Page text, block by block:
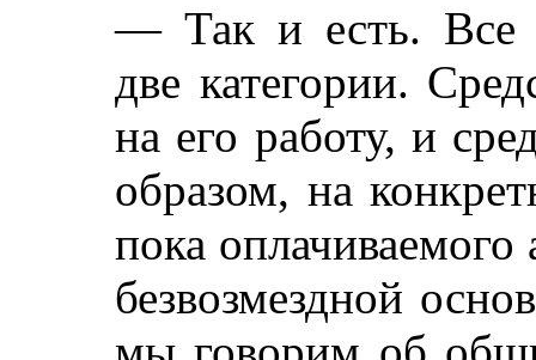
— Так и есть. Все
две категории.
на его работу, и
образом, на
пока оплачиваемого
безвозмездной